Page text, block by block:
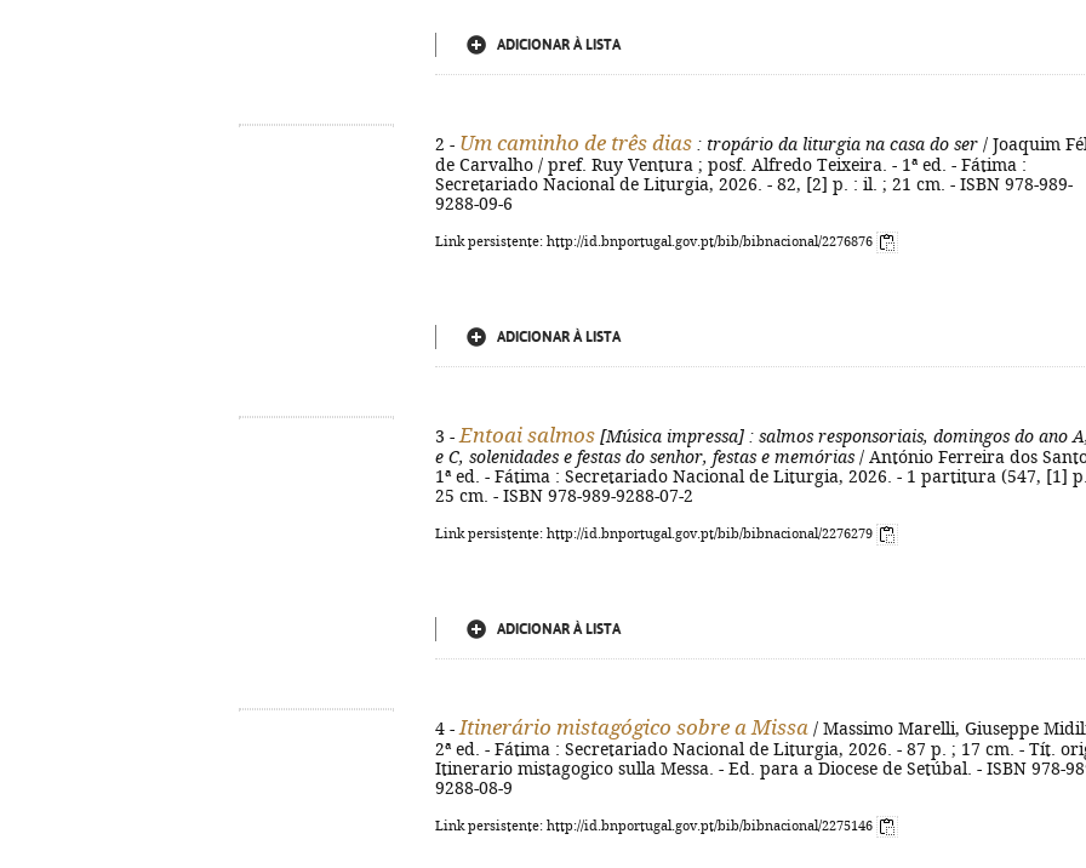
ADICIONAR À LISTA
2 - Um caminho de três dias : tropário da liturgia na casa do ser / Joaquim
de Carvalho / pref. Ruy Ventura ; posf. Alfredo Teixeira. - 1ª ed. - Fátima :
Secretariado Nacional de Liturgia, 2026. - 82, [2] p. : il. ; 21 cm. - ISBN 978-989-
9288-09-6
Link persistente: http://id.bnportugal.gov.pt/bib/bibnacional/2276876
ADICIONAR À LISTA
3 - Entoai salmos [Música impressa] : salmos responsoriais, domingos do ano
e C, solenidades e festas do senhor, festas e memórias / António Ferreira dos
1ª ed. - Fátima : Secretariado Nacional de Liturgia, 2026. - 1 partitura (547, [1]
25 cm. - ISBN 978-989-9288-07-2
Link persistente: http://id.bnportugal.gov.pt/bib/bibnacional/2276279
ADICIONAR À LISTA
4 - Itinerário mistagógico sobre a Missa / Massimo Marelli, Giuseppe
2ª ed. - Fátima : Secretariado Nacional de Liturgia, 2026. - 87 p. ; 17 cm. - Tít.
Itinerario mistagogico sulla Messa. - Ed. para a Diocese de Setúbal. - ISBN 978-
9288-08-9
Link persistente: http://id.bnportugal.gov.pt/bib/bibnacional/2275146